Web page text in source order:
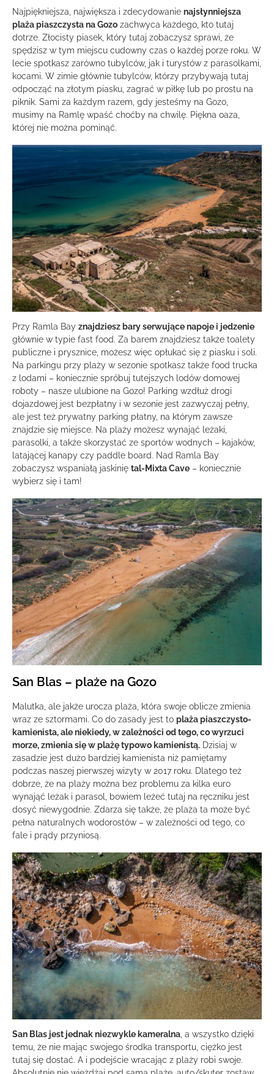
Najpiękniejsza, największa i zdecydowanie najsłynniejsza
plaża piaszczysta na Gozo zachwyca każdego, kto tutaj
dotrze. Złocisty piasek, który tutaj zobaczysz sprawi, że
spędzisz w tym miejscu cudowny czas o każdej porze roku. W
lecie spotkasz zarówno tubylców, jak i turystów z parasolkami,
kocami. W zimie głównie tubylców, którzy przybywają tutaj
odpocząć na złotym piasku, zagrać w piłkę lub po prostu na
piknik. Sami za każdym razem, gdy jesteśmy na Gozo,
musimy na Ramlę wpaść choćby na chwilę. Piękna oaza,
której nie można pominąć.
Przy Ramla Bay znajdziesz bary serwujące napoje i jedzenie
głównie w typie fast food. Za barem znajdziesz także toalety
publiczne i prysznice, możesz więc opłukać się z piasku i soli.
Na parkingu przy plaży w sezonie spotkasz także food trucka
z lodami – koniecznie spróbuj tutejszych lodów domowej
roboty – nasze ulubione na Gozo! Parking wzdłuż drogi
dojazdowej jest bezpłatny i w sezonie jest zazwyczaj pełny,
ale jest też prywatny parking płatny, na którym zawsze
znajdzie się miejsce. Na plaży możesz wynająć leżaki,
parasolki, a także skorzystać ze sportów wodnych – kajaków,
latającej kanapy czy paddle board. Nad Ramla Bay
zobaczysz wspaniałą jaskinię tal-Mixta Cave – koniecznie
wybierz się i tam!
San Blas – plaże na Gozo
Malutka, ale jakże urocza plaża, która swoje oblicze zmienia
wraz ze sztormami. Co do zasady jest to plaża piaszczysto-
kamienista, ale niekiedy, w zależności od tego, co wyrzuci
morze, zmienia się w plażę typowo kamienistą. Dzisiaj w
zasadzie jest dużo bardziej kamienista niż pamiętamy
podczas naszej pierwszej wizyty w 2017 roku. Dlatego też
dobrze, że na plaży można bez problemu za kilka euro
wynająć leżak i parasol, bowiem leżeć tutaj na ręczniku jest
dosyć niewygodnie. Zdarza się także, że plaża ta może być
pełna naturalnych wodorostów – w zależności od tego, co
fale i prądy przyniosą.
San Blas jest jednak niezwykle kameralna, a wszystko dzięki
temu, że nie mając swojego środka transportu, ciężko jest
tutaj się dostać. A i podejście wracając z plaży robi swoje.